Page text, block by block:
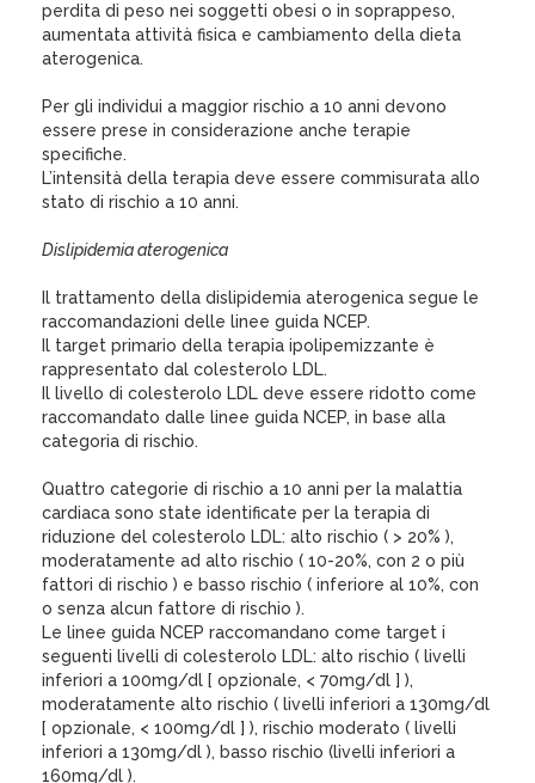
perdita di peso nei soggetti obesi o in soprappeso,
aumentata attività fisica e cambiamento della dieta
aterogenica.
Per gli individui a maggior rischio a 10 anni devono
essere prese in considerazione anche terapie
specifiche.
L’intensità della terapia deve essere commisurata allo
stato di rischio a 10 anni.
Dislipidemia aterogenica
Il trattamento della dislipidemia aterogenica segue le
raccomandazioni delle linee guida NCEP.
Il target primario della terapia ipolipemizzante è
rappresentato dal colesterolo LDL.
Il livello di colesterolo LDL deve essere ridotto come
raccomandato dalle linee guida NCEP, in base alla
categoria di rischio.
Quattro categorie di rischio a 10 anni per la malattia
cardiaca sono state identificate per la terapia di
riduzione del colesterolo LDL: alto rischio ( > 20% ),
moderatamente ad alto rischio ( 10-20%, con 2 o più
fattori di rischio ) e basso rischio ( inferiore al 10%, con
o senza alcun fattore di rischio ).
Le linee guida NCEP raccomandano come target i
seguenti livelli di colesterolo LDL: alto rischio ( livelli
inferiori a 100mg/dl [ opzionale, < 70mg/dl ] ),
moderatamente alto rischio ( livelli inferiori a 130mg/dl
[ opzionale, < 100mg/dl ] ), rischio moderato ( livelli
inferiori a 130mg/dl ), basso rischio (livelli inferiori a
160mg/dl ).